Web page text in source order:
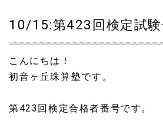
10/15:第423回検定試験
こんにちは！
初音ヶ丘珠算塾です。
第423回検定合格者番号です。